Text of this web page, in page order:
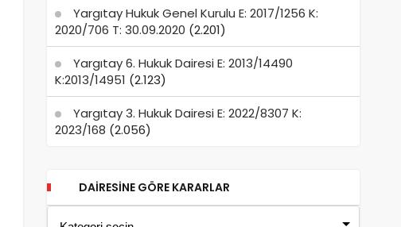
Yargıtay Hukuk Genel Kurulu E: 2017/1256 K:
2020/706 T: 30.09.2020 (2.201)
Yargıtay 6. Hukuk Dairesi E: 2013/14490
K:2013/14951 (2.123)
Yargıtay 3. Hukuk Dairesi E: 2022/8307 K:
2023/168 (2.056)
DAIRESINE GÖRE KARARLAR